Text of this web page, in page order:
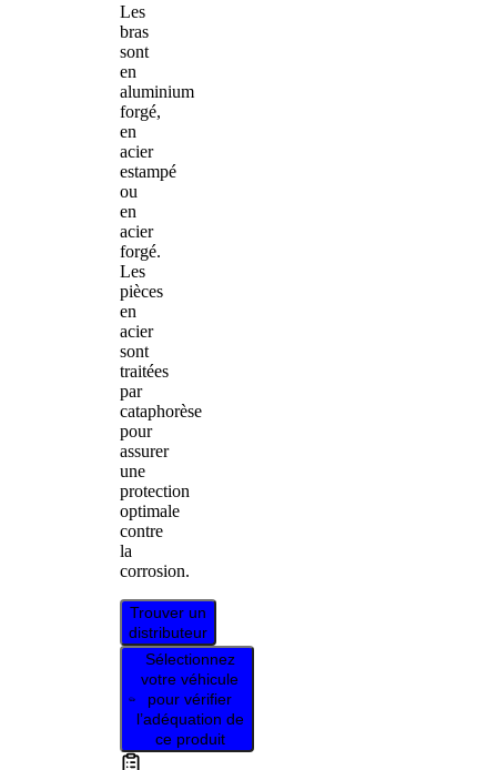
Les
bras
sont
en
aluminium
forgé,
en
acier
estampé
ou
en
acier
forgé.
Les
pièces
en
acier
sont
traitées
par
cataphorèse
pour
assurer
une
protection
optimale
contre
la
corrosion.
Trouver un
distributeur
Sélectionnez
votre véhicule
pour vérifier
l’adéquation de
ce produit